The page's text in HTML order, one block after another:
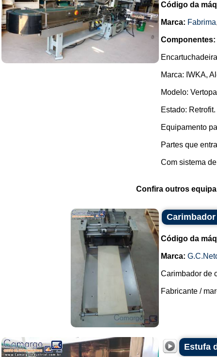
Código da
Marca: Fabrima
Componentes:
Marca: IWKA,
Modelo:
Estado: Retrofit.
Equipamento
Partes que
Com sistema
Confira outros
Código da
Marca:
Carimbador de
Fabricante /
Estufa